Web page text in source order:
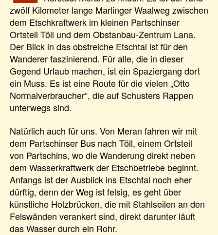
zwölf Kilometer lange Marlinger Waalweg zwischen
dem Etschkraftwerk im kleinen Partschinser
Ortsteil Töll und dem Obstanbau-Zentrum Lana.
Der Blick in das obstreiche Etschtal ist für den
Wanderer faszinierend. Für alle, die in dieser
Gegend Urlaub machen, ist ein Spaziergang dort
ein Muss. Es ist eine Route für die vielen „Otto
Normalverbraucher“, die auf Schusters Rappen
unterwegs sind.
Natürlich auch für uns. Von Meran fahren wir mit
dem Partschinser Bus nach Töll, einem Ortsteil
von Partschins, wo die Wanderung direkt neben
dem Wasserkraftwerk der Etschbetriebe beginnt.
Anfangs ist der Ausblick ins Etschtal noch eher
dürftig, denn der Weg ist felsig, es geht über
künstliche Holzbrücken, die mit Stahlseilen an den
Felswänden verankert sind, direkt darunter läuft
das Wasser durch ein Rohr.